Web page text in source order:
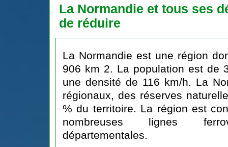
La Normandie et tous ses
de réduire
La Normandie est une région
906 km 2. La population est de
une densité de 116 km/h. La
régionaux, des réserves
% du territoire. La région est
nombreuses lignes
départementales.